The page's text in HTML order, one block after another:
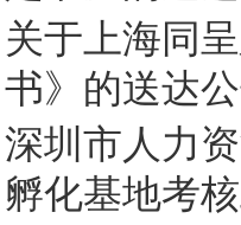
关于上海同
书》的送达
深圳市人力
孵化基地考